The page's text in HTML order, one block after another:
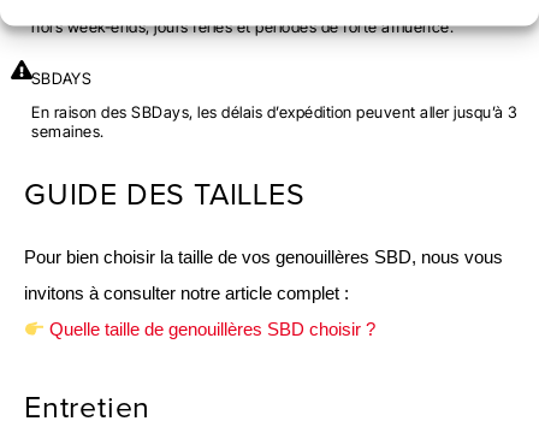
hors week-ends, jours fériés et périodes de forte affluence.
SBDAYS
En raison des SBDays, les délais d’expédition peuvent aller jusqu’à 3
semaines.
GUIDE DES TAILLES
Pour bien choisir la taille de vos genouillères SBD, nous vous
invitons à consulter notre article complet :
Quelle taille de genouillères SBD choisir ?
Entretien